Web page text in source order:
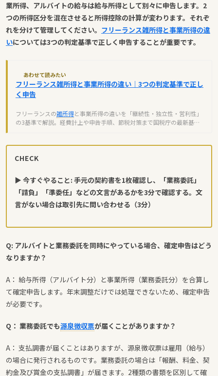
業所得、アルバイトの給与は給与所得として別々に申告します。2
つの所得区分を混在させると所得控除の計算が変わります。それぞ
れを分けて管理してください。 フリーランス雑所得と事業所得の違
いについては3つの判定基準で正しく申告することが重要です。
あわせて読みたい
フリーランス雑所得と事業所得の違い｜3つの判定基準で正し
く申告
フリーランスの雑所得と事業所得の違いを「継続性・独立性・営利性」
の3基準で解説。経費計上や申告手順、節税対策まで国税庁の最新基準
CHECK
▶ 今すぐやること: 手元の契約書を1枚確認し、「業務委託」
「請負」「準委任」などの文言があるかを3分で確認する。文
言がない場合は取引先に問い合わせる（3分）
Q: アルバイトと業務委託を同時にやっている場合、確定申告はどう
なりますか？
A： 給与所得（アルバイト分）と事業所得（業務委託分）を合算し
て確定申告します。年末調整だけでは処理できないため、確定申告
が必要です。
Q： 業務委託でも源泉徴収票が届くことがありますか？
A： 支払調書が届くことはありますが、源泉徴収票は雇用（給与）
の場合に発行されるものです。業務委託の場合は「報酬、料金、契
約金及び賞金の支払調書」が届きます。2種類の書類を区別して確